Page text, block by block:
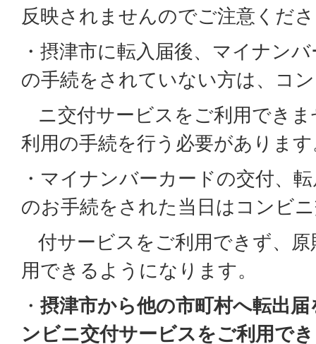
反映されませんのでご注意くだ
・摂津市に転入届後、マイナン
の手続をされていない方は、コ
ニ交付サービスをご利用できま
利用の手続を行う必要がありま
・マイナンバーカードの交付、
のお手続をされた当日はコンビ
付サービスをご利用できず、原
用できるようになります。
・摂津市から他の市町村へ転出
ンビニ交付サービスをご利用で